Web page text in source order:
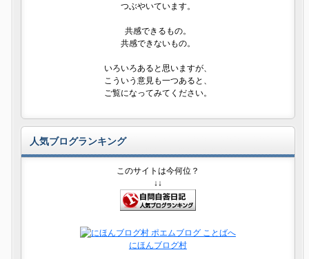
つぶやいています。
共感できるもの。
共感できないもの。
いろいろあると思いますが、
こういう意見も一つあると、
ご覧になってみてください。
人気ブログランキング
このサイトは今何位？
↓↓
にほんブログ村